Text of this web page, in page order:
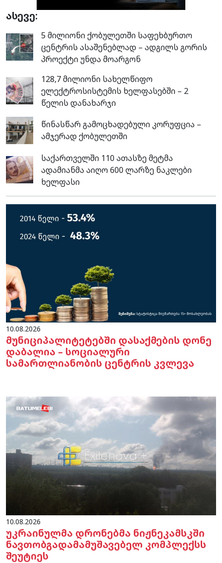
ასევე:
5 მილიონი ქობულეთში საფეხბურთო
ცენტრის ასაშენებლად – ადგილს გორის
პროექტი უნდა მოარგონ
128,7 მილიონი სახელწიფო
ელექტროსისტემის ხელფასებში – 2
წელის დანახარჯი
წინასწარ გამოცხადებული კორუფცია –
ამჯერად ქობულეთში
საქართველში 110 ათასზე მეტმა
ადამიანმა აიღო 600 ლარზე ნაკლები
ხელფასი
10.08.2026
მუნიციპალიტეტებში დასაქმების დონე
დაბალია – სოციალური
სამართლიანობის ცენტრის კვლევა
10.08.2026
უკრაინულმა დრონებმა ნიჟნეკამსკში
ნავთობგადამამუშავებელ კომპლექსს
შეუტიეს